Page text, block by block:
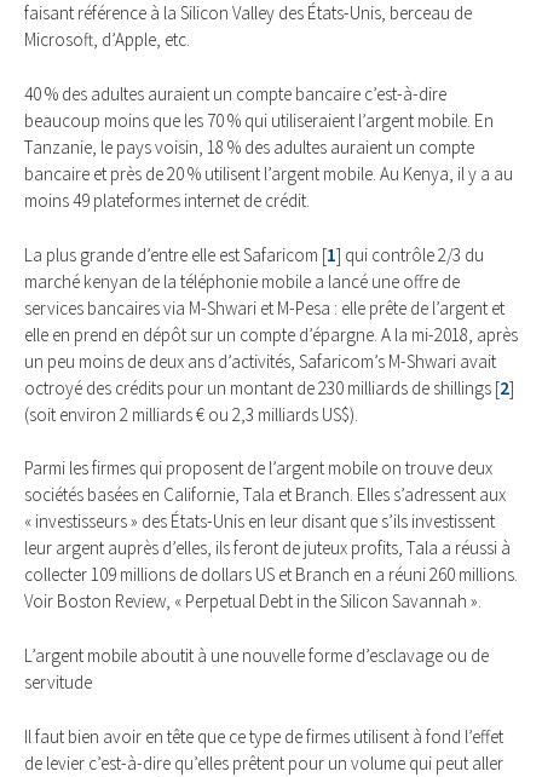
faisant référence à la Silicon Valley des États-Unis, berceau de
Microsoft, d’Apple, etc.
40 % des adultes auraient un compte bancaire c’est-à-dire
beaucoup moins que les 70 % qui utiliseraient l’argent mobile. En
Tanzanie, le pays voisin, 18 % des adultes auraient un compte
bancaire et près de 20 % utilisent l’argent mobile. Au Kenya, il y a au
moins 49 plateformes internet de crédit.
La plus grande d’entre elle est Safaricom [1] qui contrôle 2/3 du
marché kenyan de la téléphonie mobile a lancé une offre de
services bancaires via M-Shwari et M-Pesa : elle prête de l’argent et
elle en prend en dépôt sur un compte d’épargne. A la mi-2018, après
un peu moins de deux ans d’activités, Safaricom’s M-Shwari avait
octroyé des crédits pour un montant de 230 milliards de shillings [2]
(soit environ 2 milliards € ou 2,3 milliards US$).
Parmi les firmes qui proposent de l’argent mobile on trouve deux
sociétés basées en Californie, Tala et Branch. Elles s’adressent aux
« investisseurs » des États-Unis en leur disant que s’ils investissent
leur argent auprès d’elles, ils feront de juteux profits, Tala a réussi à
collecter 109 millions de dollars US et Branch en a réuni 260 millions.
Voir Boston Review, « Perpetual Debt in the Silicon Savannah ».
L’argent mobile aboutit à une nouvelle forme d’esclavage ou de
servitude
Il faut bien avoir en tête que ce type de firmes utilisent à fond l’effet
de levier c’est-à-dire qu’elles prêtent pour un volume qui peut aller